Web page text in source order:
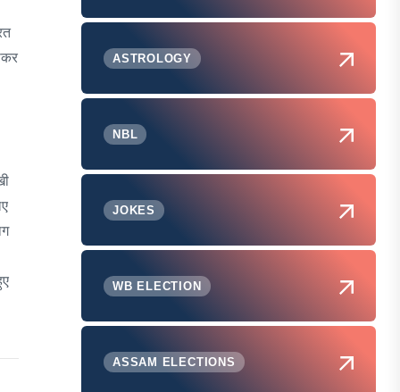
ASTROLOGY
NBL
JOKES
WB ELECTION
ASSAM ELECTIONS